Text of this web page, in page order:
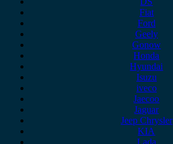
Fiat
Ford
Geely
Gonow
Honda
Hyundai
Isuzu
iveco
Jaecoo
Jaguar
Jeep Chrysler
KIA
Lada